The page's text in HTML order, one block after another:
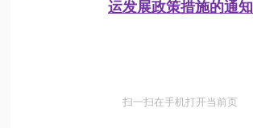
运发展政策措施的通知
扫一扫在手机打开当前页